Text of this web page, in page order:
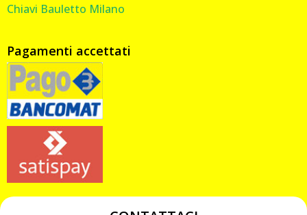
Chiavi Bauletto Milano
Pagamenti accettati